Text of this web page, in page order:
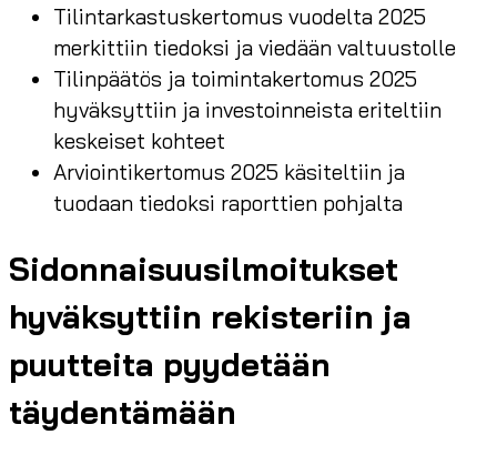
Tilintarkastuskertomus vuodelta 2025
merkittiin tiedoksi ja viedään valtuustolle
Tilinpäätös ja toimintakertomus 2025
hyväksyttiin ja investoinneista eriteltiin
keskeiset kohteet
Arviointikertomus 2025 käsiteltiin ja
tuodaan tiedoksi raporttien pohjalta
Sidonnaisuusilmoitukset
hyväksyttiin rekisteriin ja
puutteita pyydetään
täydentämään